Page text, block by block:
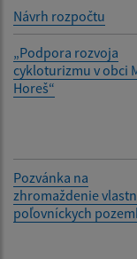
Návrh rozpočtu
„Podpora rozvoja
cykloturizmu v obci
Horeš“
Pozvánka na
zhromaždenie
poľovníckych